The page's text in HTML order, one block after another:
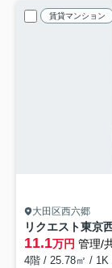
賃貸マンション
大田区西六郷
リクエスト東京
11.1万円 管理/
4階 / 25.78㎡ / 1K